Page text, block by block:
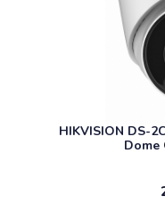
HIKVISION DS-
Dome